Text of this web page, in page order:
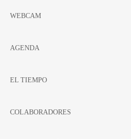
WEBCAM
AGENDA
EL TIEMPO
COLABORADORES